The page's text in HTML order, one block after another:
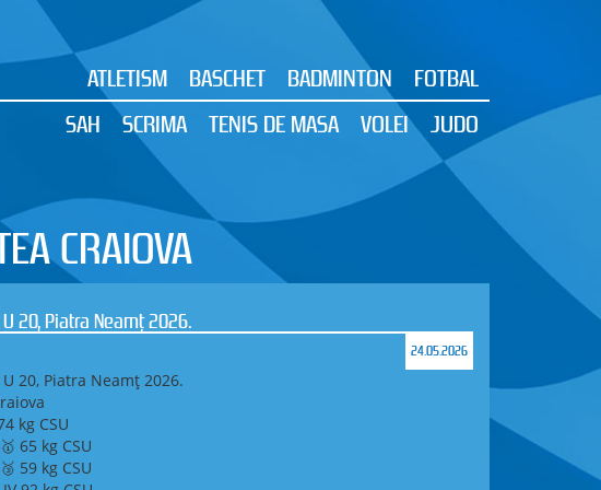
ATLETISM BASCHET BADMINTON
FOTBAL
SAH
SCRIMA TENIS DE MASA VOLEI JUDO
CRAIOVA
U 20, Piatra Neamț 2026.
24.05.2026
20, Piatra Neamț 2026.
kg CSU
65 kg CSU
59 kg CSU